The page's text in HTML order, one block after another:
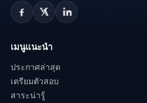
เมนูแนะนำ
ประกาศล่าสุด
เตรียมตัวสอบ
สาระน่ารู้